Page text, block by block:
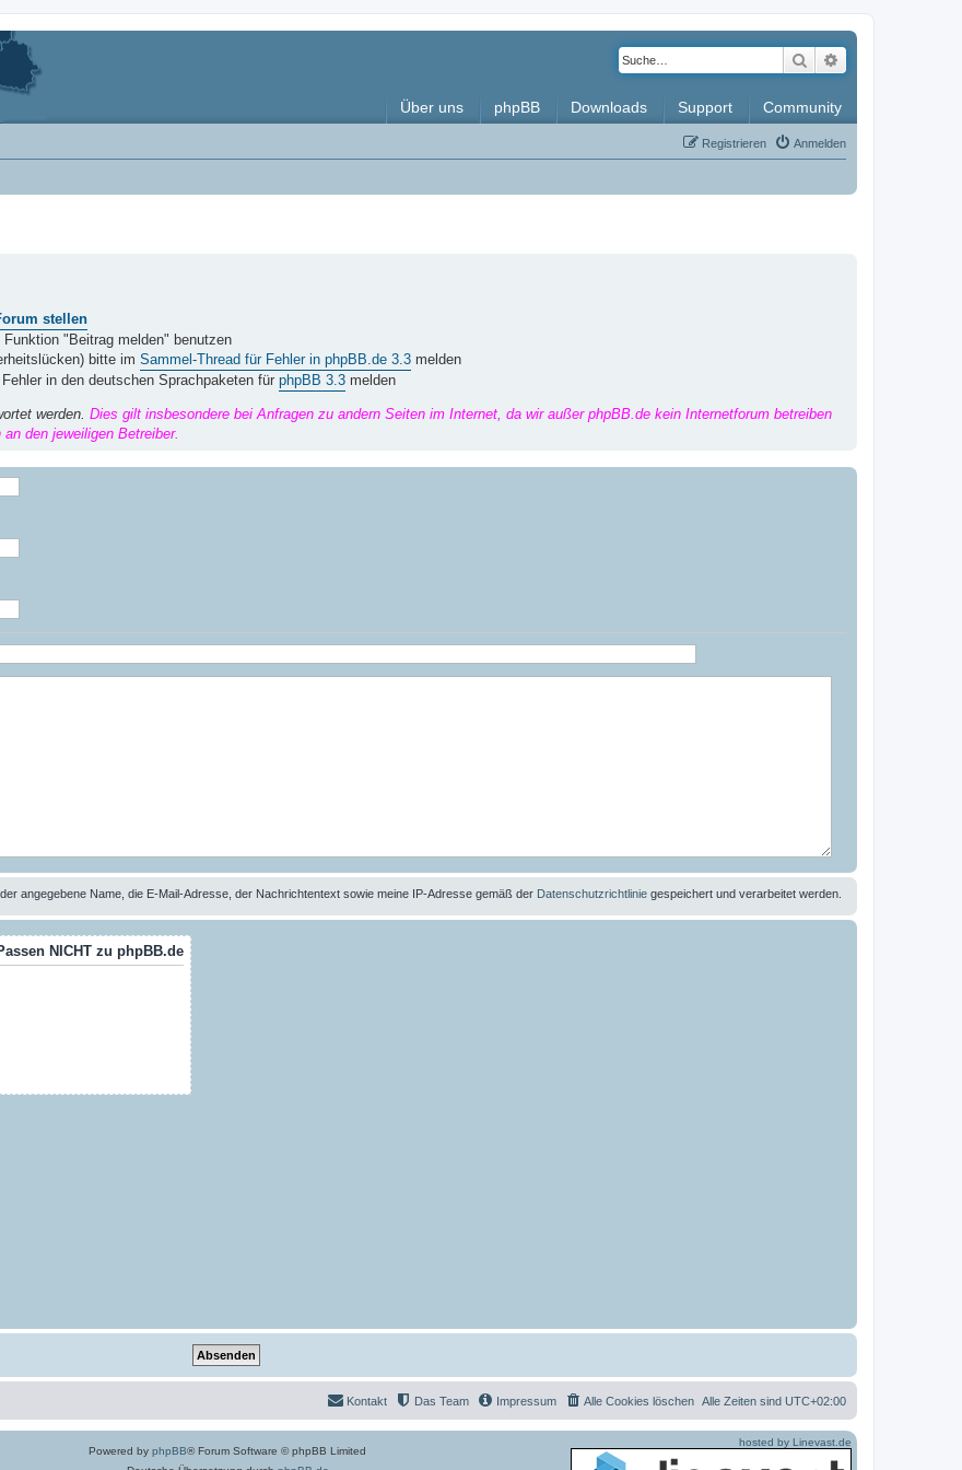
Suche
Über uns phpBB Downloads Support Community
Anmelden
Registrieren
stellen
"Beitrag melden" benutzen
bitte im Sammel-Thread für Fehler in phpBB.de 3.3 melden
in den deutschen Sprachpaketen für phpBB 3.3 melden
werden. Dies gilt insbesondere bei Anfragen zu andern Seiten im Internet, da wir außer phpBB.de kein Internetforum betreiben
den jeweiligen Betreiber.
angegebene Name, die E-Mail-Adresse, der Nachrichtentext sowie meine IP-Adresse gemäß der Datenschutzrichtlinie gespeichert und verarbeitet werden.
NICHT zu phpBB.de
Alle Zeiten sind UTC+02:00
Alle Cookies löschen
Impressum
Das Team
Kontakt
Powered by phpBB® Forum Software © phpBB Limited
hosted by Linevast.de